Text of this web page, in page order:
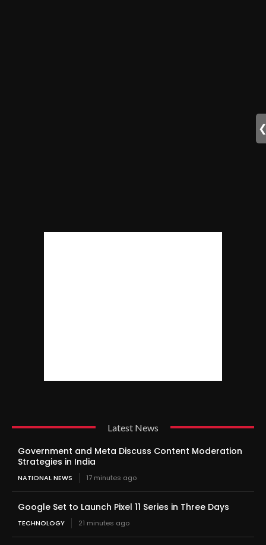
Latest News
Government and Meta Discuss Content Moderation
Strategies in India
NATIONAL NEWS 17 minutes ago
Google Set to Launch Pixel 11 Series in Three Days
TECHNOLOGY 21 minutes ago